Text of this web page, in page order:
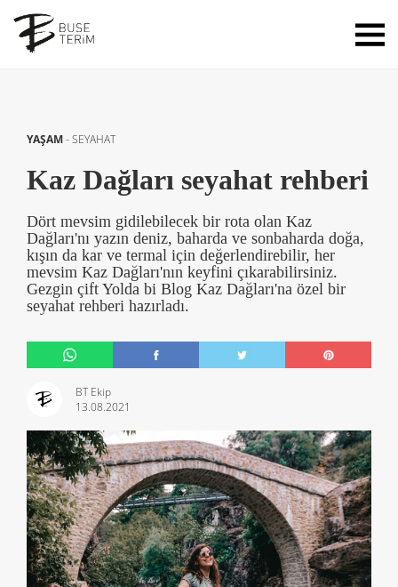
YAŞAM-SEYAHAT
Kaz Dağları seyahat rehberi
Dört mevsim gidilebilecek bir rota olan Kaz
Dağları'nı yazın deniz, baharda ve sonbaharda doğa,
kışın da kar ve termal için değerlendirebilir, her
mevsim Kaz Dağları'nın keyfini çıkarabilirsiniz.
Gezgin çift Yolda bi Blog Kaz Dağları'na özel bir
seyahat rehberi hazırladı.
BT Ekip
13.08.2021